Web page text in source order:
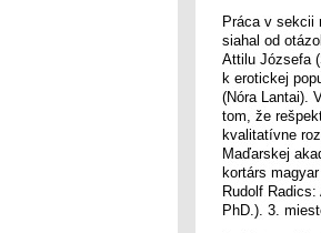
Práca v sekcii
siahal od
Attilu Józsefa
k erotickej
(Nóra Lantai).
tom, že
kvalitatívne
Maďarskej
kortárs
Rudolf
PhD.). 3.